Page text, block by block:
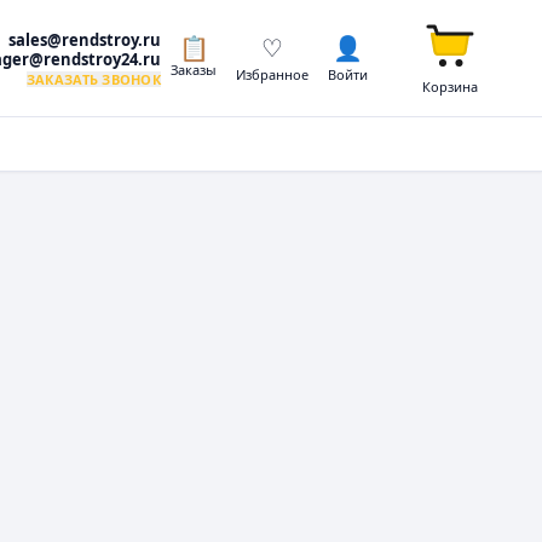
sales@rendstroy.ru
ЗАКАЗАТЬ ЗВОНОК
📋
Заказы
♡
Избранное
👤
Войти
Корзина